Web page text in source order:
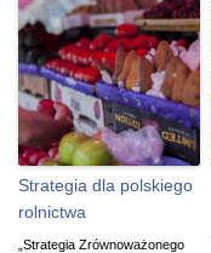
Strategia dla polskiego
rolnictwa
„Strategia Zrównoważonego